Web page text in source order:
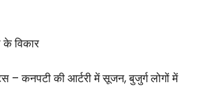
विकार
– कनपटी की आर्टरी में सूजन, बुजुर्ग लोगों में